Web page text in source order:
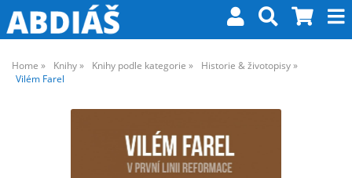
Home Knihy Knihy podle kategorie
Historie & životopisy
Vilém Farel